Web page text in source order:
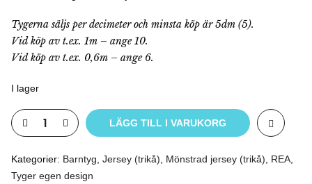
Tygerna säljs per decimeter och minsta köp är 5dm (5).
Vid köp av t.ex. 1m – ange 10.
Vid köp av t.ex. 0,6m – ange 6.
I lager
LÄGG TILL I VARUKORG
Kategorier: Barntyg Jersey (trikå) Mönstrad jersey (trikå) REA
Tyger egen design